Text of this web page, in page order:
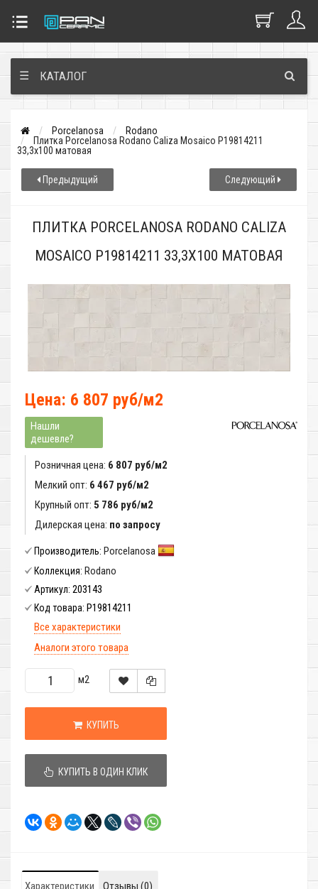
☰ КАТАЛОГ
Porcelanosa
Rodano
Плитка Porcelanosa Rodano Caliza Mosaico P19814211
33,3x100 матовая
Предыдущий Следующий
ПЛИТКА PORCELANOSA RODANO CALIZA
MOSAICO P19814211 33,3X100 МАТОВАЯ
Цена: 6 807 руб/м2
Нашли
дешевле?
Розничная цена: 6 807 руб/м2
Мелкий опт: 6 467 руб/м2
Крупный опт: 5 786 руб/м2
Дилерская цена: по запросу
Производитель: Porcelanosa
Коллекция: Rodano
Артикул: 203143
Код товара: P19814211
Все характеристики
Аналоги этого товара
м2
КУПИТЬ
КУПИТЬ В ОДИН КЛИК
Характеристики Отзывы (0)